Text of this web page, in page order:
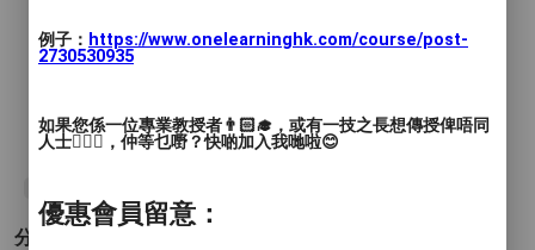
💰 費用：$800
🎬 仲諗？人生如戲，最緊要好玩！
分類 :
例子： https://www.onelearninghk.com/course/post-
2730530935
如果您係一位專業教授者👨🏻‍🎓，或有一技之長想傳授俾唔同
人士🙋🏻‍♂️，仲等乜嘢？快啲加入我哋啦😊
優惠會員留意：